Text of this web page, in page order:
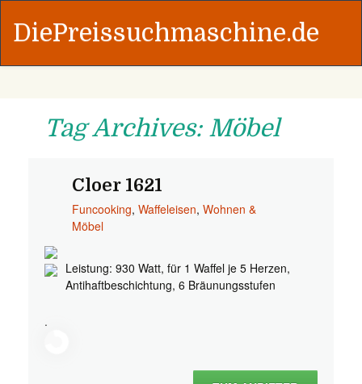
DiePreissuchmaschine.de
Tag Archives: Möbel
Cloer 1621
Funcooking, Waffeleisen, Wohnen &
Möbel
Leistung: 930 Watt, für 1 Waffel je 5 Herzen,
Antihaftbeschichtung, 6 Bräunungsstufen
.